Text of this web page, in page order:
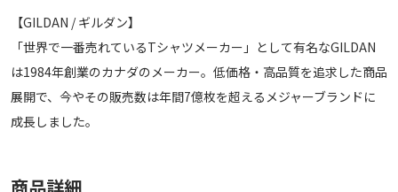
【GILDAN / ギルダン】
「世界で一番売れているTシャツメーカー」として有名なGILDAN
は1984年創業のカナダのメーカー。低価格・高品質を追求した商品
展開で、今やその販売数は年間7億枚を超えるメジャーブランドに
成長しました。